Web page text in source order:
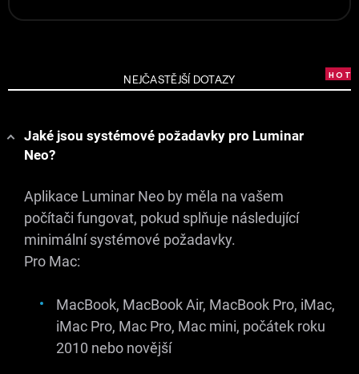
NEJČASTĚJŠÍ DOTAZY
Jaké jsou systémové požadavky pro Luminar
Neo?
Aplikace Luminar Neo by měla na vašem
počítači fungovat, pokud splňuje následující
minimální systémové požadavky.
Pro Mac:
MacBook, MacBook Air, MacBook Pro, iMac,
iMac Pro, Mac Pro, Mac mini, počátek roku
2010 nebo novější